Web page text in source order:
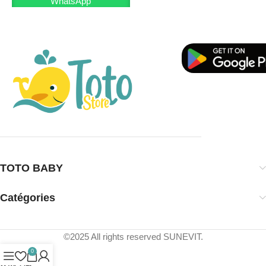
TOTO BABY
Catégories
©2025 All rights reserved SUNEVIT.
0